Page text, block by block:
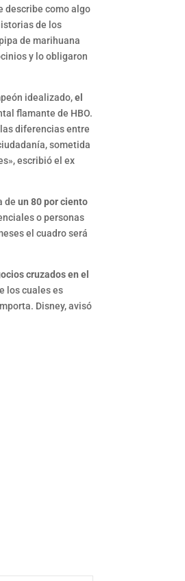
describe como algo
de los
de marihuana
y lo obligaron
idealizado,el
flamante de HBO.
diferencias entre
sometida
escribió el ex
deun 80 por ciento
o personas
el cuadro será
cruzados en el
los cuales es
Disney, avisó